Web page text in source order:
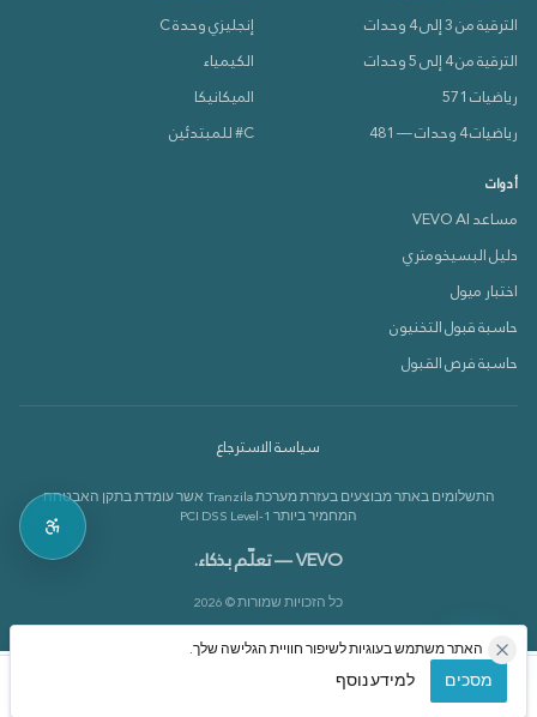
האתר משתמש בעוגיות לשיפור חוויית הגלישה שלך.
מסכים למידע נוסף
الترقية من 3 إلى 4 وحدات
الترقية من 4 إلى 5 وحدات
رياضيات 571
رياضيات 4 وحدات — 481
إنجليزي وحدة C
الكيمياء
الميكانيكا
C# للمبتدئين
أدوات
مساعد VEVO AI
دليل البسيخومتري
اختبار ميول
حاسبة قبول التخنيون
حاسبة فرص القبول
سياسة الاسترجاع
התשלומים באתר מבוצעים בעזרת מערכת Tranzila אשר עומדת בתקן האבטחה
המחמיר ביותר PCI DSS Level-1
VEVO — تعلّم بذكاء.
כל הזכויות שמורות © 2026
متصل الآن 🟢
بدي أعرف عن القاموس 📘
الرئيسية